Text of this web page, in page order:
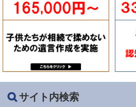
サイト内検索